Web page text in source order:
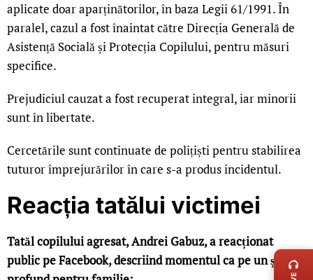
aplicate doar aparținătorilor, în baza Legii 61/1991. În
paralel, cazul a fost înaintat către Direcția Generală de
Asistență Socială și Protecția Copilului, pentru măsuri
specifice.
Prejudiciul cauzat a fost recuperat integral, iar minorii
sunt în libertate.
Cercetările sunt continuate de polițiști pentru stabilirea
tuturor împrejurărilor în care s-a produs incidentul.
Reacția tatălui victimei
Tatăl copilului agresat, Andrei Gabuz, a reacționat
public pe Facebook, descriind momentul ca pe un șoc